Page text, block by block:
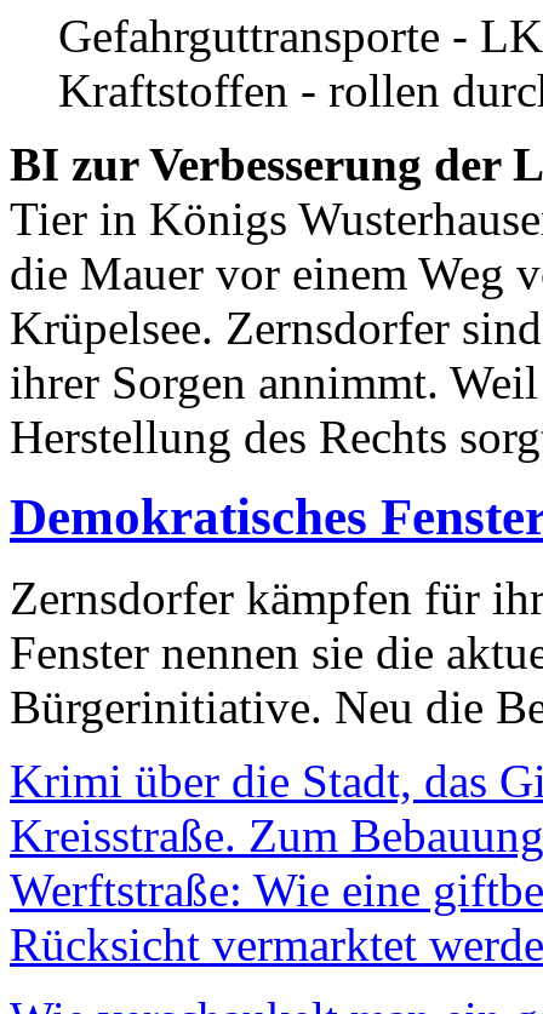
Gefahrguttransporte -
Kraftstoffen - rollen
BI zur Verbesserung der
Tier in Königs
die Mauer vor einem Weg
Krüpelsee. Zernsdorfer
ihrer Sorgen annimmt.
Herstellung des Rechts
Demokratisches
Zernsdorfer kämpfen für
Fenster nennen sie die
Bürgerinitiative. Neu die
Krimi über die Stadt, das
Kreisstraße. Zum
Werftstraße: Wie eine
Rücksicht vermarktet